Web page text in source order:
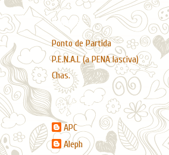
Páginas
Ponto de Partida
P.E.N.A.L (a PENA lasciva)
Chas.
Contribuidores
APC
Aleph